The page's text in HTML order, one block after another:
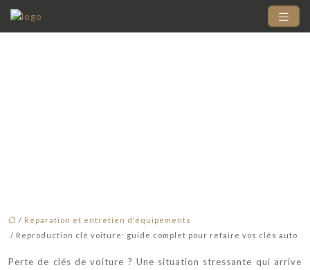
/ Réparation et entretien d'équipements
/ Reproduction clé voiture: guide complet pour refaire vos clés auto
Perte de clés de voiture ? Une situation stressante qui arrive